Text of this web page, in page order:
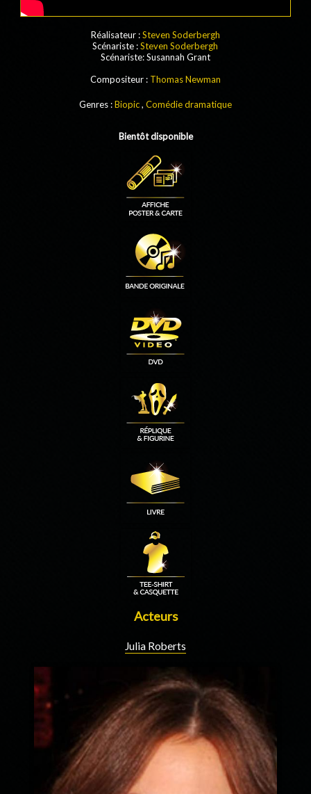
Réalisateur :Steven Soderbergh
Scénariste :Steven Soderbergh
Scénariste: Susannah Grant
Compositeur : Thomas Newman
Genres :Biopic, Comédie dramatique
Bientôt disponible
Acteurs
Julia Roberts